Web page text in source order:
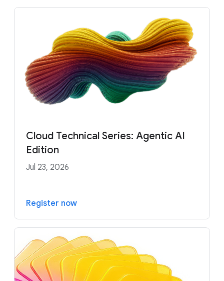
Cloud Technical Series: Agentic AI
Edition
Jul 23, 2026
Register now